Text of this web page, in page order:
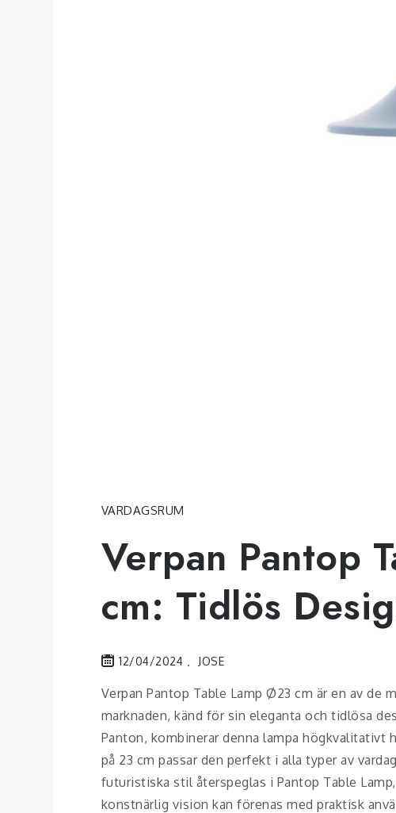
VARDAGSRUM
Verpan Pantop
cm: Tidlös
12/04/2024 JOSE
Verpan Pantop Table Lamp Ø23 cm är en av de
marknaden, känd för sin eleganta och tidlösa
Panton, kombinerar denna lampa
på 23 cm passar den perfekt i alla typer av
futuristiska stil återspeglas i Pantop Table
konstnärlig vision kan förenas med praktisk